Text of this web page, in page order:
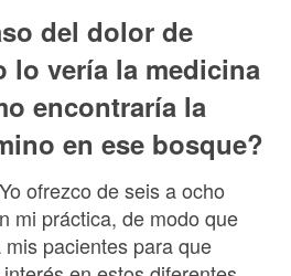
del dolor de
lo vería la medicina
encontraría la
en ese bosque?
ofrezco de seis a ocho
mi práctica, de modo que
pacientes para que